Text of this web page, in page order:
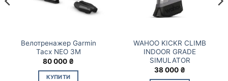
Велотренажер Garmin
Tacx NEO 3M
80 000 ₴
КУПИТИ
WAHOO KICKR CLIMB
INDOOR GRADE
SIMULATOR
38 000 ₴